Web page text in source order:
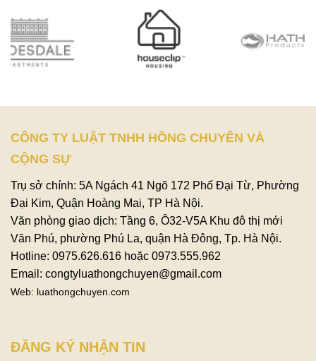
CÔNG TY LUẬT TNHH HỒNG CHUYÊN VÀ
CỘNG SỰ
Trụ sở chính: 5A Ngách 41 Ngõ 172 Phố Đại Từ, Phường
Đại Kim, Quận Hoàng Mai, TP Hà Nội.
Văn phòng giao dịch: Tầng 6, Ô32-V5A Khu đô thị mới
Văn Phú, phường Phú La, quận Hà Đông, Tp. Hà Nội.
Hotline: 0975.626.616 hoặc 0973.555.962
Email: congtyluathongchuyen@gmail.com
Web: luathongchuyen.com
ĐĂNG KÝ NHẬN TIN